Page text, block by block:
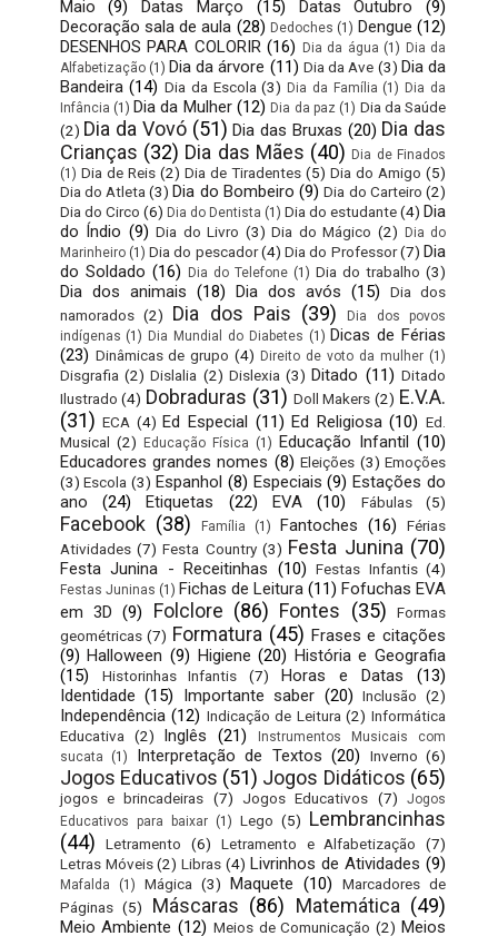
Maio
(9) Datas Março (15) Datas Outubro
(9)
Decoração sala de aula (28) Dedoches (1) Dengue (12)
DESENHOS PARA COLORIR (16) Dia da água (1) Dia da
Alfabetização (1) Dia da árvore (11) Dia da Ave (3) Dia da
Bandeira (14) Dia da Escola (3) Dia da Família (1) Dia da
Infância (1) Dia da Mulher (12) Dia da paz (1) Dia da Saúde
(2) Dia da Vovó (51) Dia das Bruxas (20) Dia das
Crianças (32) Dia das Mães (40) Dia de Finados
(1) Dia de Reis (2) Dia de Tiradentes (5) Dia do Amigo (5)
Dia do Atleta (3) Dia do Bombeiro (9) Dia do Carteiro (2)
Dia do Circo (6) Dia do Dentista (1) Dia do estudante(4) Dia
do Índio (9) Dia do Livro (3) Dia do Mágico (2) Dia do
Marinheiro (1) Dia do pescador (4) Dia do Professor (7) Dia
do Soldado (16) Dia do Telefone (1) Dia do trabalho (3)
Dia dos animais (18) Dia dos avós (15)
Dia dos
namorados (2) Dia dos Pais (39)
Dia dos povos
indígenas (1) Dia Mundial do Diabetes (1) Dicas de Férias
(23) Dinâmicas de grupo (4) Direito de voto da mulher (1)
Disgrafia (2) Dislalia (2) Dislexia (3) Ditado (11) Ditado
Ilustrado (4) Dobraduras (31) Doll Makers (2) E.V.A.
(31) ECA (4) Ed Especial (11) Ed Religiosa (10) Ed.
Musical (2) Educação Física (1) Educação Infantil (10)
Educadores grandes nomes (8) Eleições (3) Emoções
(3) Escola (3) Espanhol (8) Especiais (9) Estações do
ano
(24) Etiquetas (22) EVA (10) Fábulas (5)
Facebook (38) Família (1) Fantoches (16)
Férias
Atividades (7) Festa Country (3) Festa Junina (70)
Festa Junina - Receitinhas (10) Festas Infantis (4)
Festas Juninas (1) Fichas de Leitura (11) Fofuchas EVA
em 3D (9) Folclore (86) Fontes (35)
Formas
geométricas (7) Formatura (45) Frases e citações
(9) Halloween (9) Higiene (20) História e Geografia
(15)
Historinhas Infantis (7) Horas e Datas
(13)
Identidade (15) Importante saber (20) Inclusão (2)
Independência (12) Indicação de Leitura (2) Informática
Educativa
(2) Inglês (21)
Instrumentos Musicais com
sucata
(1) Interpretação de Textos (20) Inverno (6)
Jogos Educativos (51) Jogos Didáticos (65)
jogos e brincadeiras (7) Jogos Educativos (7)
Jogos
Educativos para baixar (1) Lego (5) Lembrancinhas
(44)
Letramento (6) Letramento e Alfabetização
(7)
Letras Móveis (2) Libras (4) Livrinhos de Atividades (9)
Mafalda (1) Mágica (3) Maquete (10)
Marcadores de
Páginas (5) Máscaras (86) Matemática (49)
Meio Ambiente (12) Meios de Comunicação (2) Meios